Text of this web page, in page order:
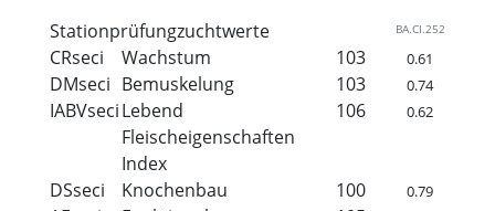
Stationprüfungzuchtwerte BA.CI.252
CRseci Wachstum 103 0.61
DMseci Bemuskelung 103 0.74
IABVseciLebend
Fleischeigenschaften
Index
106 0.62
DSseci Knochenbau 100 0.79